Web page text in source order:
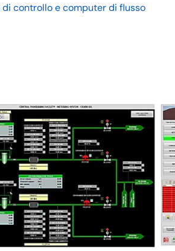
controllo e computer di flusso